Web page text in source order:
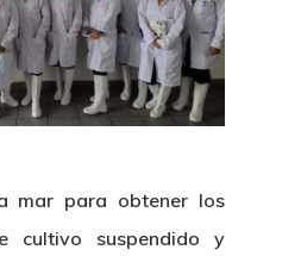
mar para obtener los
cultivo suspendido y